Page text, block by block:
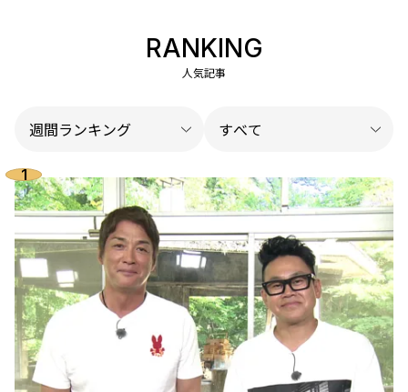
RANKING
人気記事